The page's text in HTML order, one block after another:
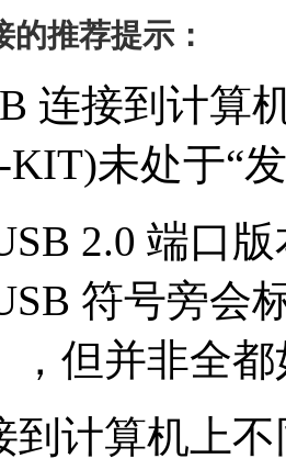
推荐提示：
连接到计算
KIT)未处于“
2.0 端口
符号旁会
，但并非全
到计算机上